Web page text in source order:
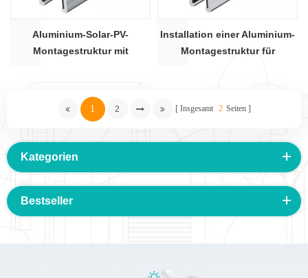
Aluminium-Solar-PV-
Montagestruktur mit
Installation einer Aluminium-
Montagestruktur für
1 2 Insgesamt 2 Seiten
Kategorien
Bestseller